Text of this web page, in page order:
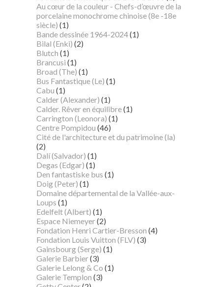
Au cœur de la couleur - Chefs-d’œuvre de la
porcelaine monochrome chinoise (8e -18e
siècle) (1)
Bande dessinée 1964-2024(1)
Bilal (Enki) (2)
Blutch (1)
Brancusi (1)
Broad (The) (1)
Bus Fantastique (Le) (1)
Cabu (1)
Calder (Alexander) (1)
Calder. Rêver en équilibre(1)
Carrington (Leonora) (1)
Centre Pompidou (46)
Cité de l'architecture et du patrimoine (la)
(2)
Dalí (Salvador) (1)
Degas (Edgar) (1)
Den fantastiske bus (1)
Doig (Peter) (1)
Domaine départemental de la Vallée-aux-
Loups (1)
Edelfelt (Albert) (1)
Espace Niemeyer(2)
Fondation Henri Cartier-Bresson (4)
Fondation Louis Vuitton (FLV) (3)
Gainsbourg (Serge) (1)
Galerie Barbier(3)
Galerie Lelong & Co (1)
Galerie Templon (3)